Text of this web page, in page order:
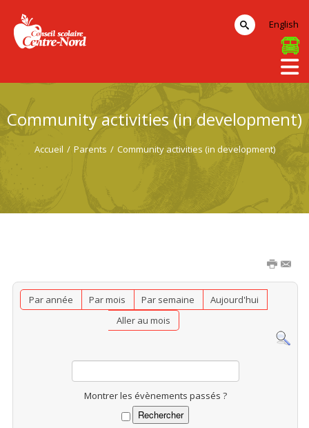
Community activities (in development)
Accueil / Parents / Community activities (in development)
Par année Par mois Par semaine
Aujourd'hui
Aller au mois
Montrer les évènements passés ?
English